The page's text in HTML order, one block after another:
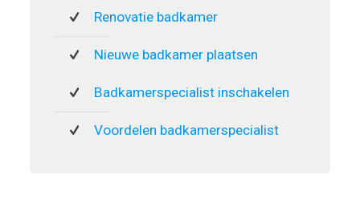
Renovatie badkamer
Nieuwe badkamer plaatsen
Badkamerspecialist inschakelen
Voordelen badkamerspecialist